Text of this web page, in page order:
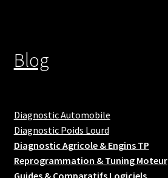
Blog
Diagnostic Automobile
Diagnostic Poids Lourd
Diagnostic Agricole & Engins TP
Reprogrammation & Tuning Moteur